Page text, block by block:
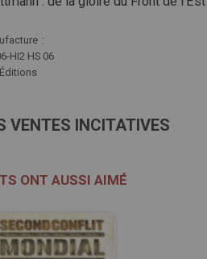
HI2 HS 06
VENTES INCITATIVES
ONT AUSSI AIMÉ